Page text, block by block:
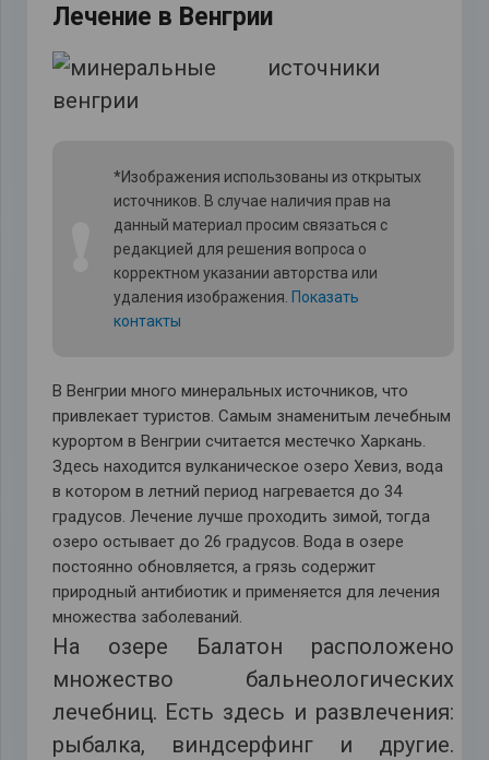
Лечение в Венгрии
*Изображения использованы из открытых
источников. В случае наличия прав на
данный материал просим связаться с
редакцией для решения вопроса о
корректном указании авторства или
удаления изображения. Показать
контакты
В Венгрии много минеральных источников, что
привлекает туристов. Самым знаменитым лечебным
курортом в Венгрии считается местечко Харкань.
Здесь находится вулканическое озеро Хевиз, вода
в котором в летний период нагревается до 34
градусов. Лечение лучше проходить зимой, тогда
озеро остывает до 26 градусов. Вода в озере
постоянно обновляется, а грязь содержит
природный антибиотик и применяется для лечения
множества заболеваний.
На озере Балатон расположено
множество бальнеологических
лечебниц. Есть здесь и развлечения:
рыбалка, виндсерфинг и другие.